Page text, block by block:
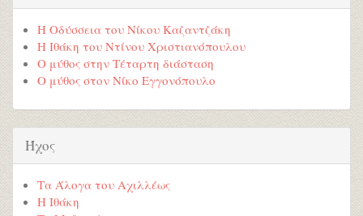
Η Οδύσσεια του Νίκου Καζαντζάκη
Η Ιθάκη του Ντίνου Χριστιανόπουλου
Ο μύθος στην Τέταρτη διάσταση
Ο μύθος στον Νίκο Εγγονόπουλο
Ήχος
Τα Άλογα του Αχιλλέως
Η Ιθάκη